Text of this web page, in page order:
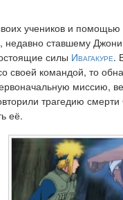
учеников и
ставшему
силы Ивагакуре.
своей командой, то
миссию,
трагедию
её.